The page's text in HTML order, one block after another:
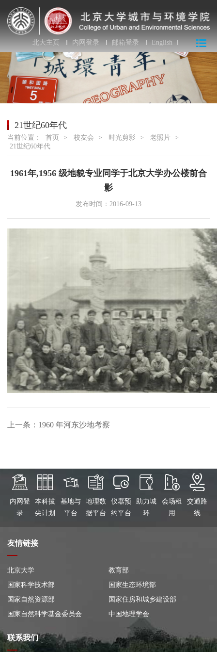
北大主页 内网登录 邮箱登录 English
21世纪60年代
当前位置： 首页 > 校友会 > 时光剪影 > 老照片
>
21世纪60年代
1961年,1956 级地貌专业同学于北京大学办公楼前合
影
发布时间：2016-09-13
上一条：1960 年河东沙地考察
内网登
录
本科拔
尖计划
基地与
平台
地理数
据平台
仪器预
约平台
助力城
环
会场租
用
交通路
线
友情链接
北京大学
教育部
国家科学技术部
国家生态环境部
国家自然资源部
国家住房和城乡建设部
国家自然科学基金委员会
中国地理学会
联系我们